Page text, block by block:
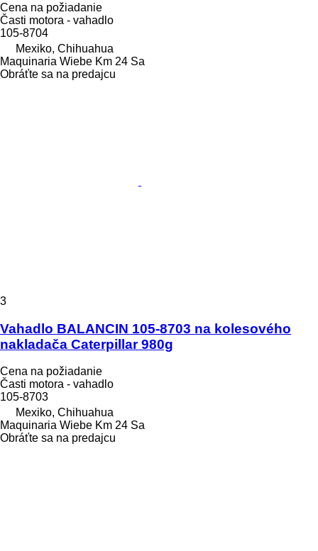
Cena na požiadanie
Časti motora - vahadlo
105-8704
Mexiko, Chihuahua
Maquinaria Wiebe Km 24 Sa
Obráťte sa na predajcu
3
Vahadlo BALANCIN 105-8703 na kolesového
nakladača Caterpillar 980g
Cena na požiadanie
Časti motora - vahadlo
105-8703
Mexiko, Chihuahua
Maquinaria Wiebe Km 24 Sa
Obráťte sa na predajcu